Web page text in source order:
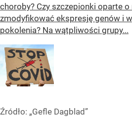
choroby? Czy szczepionki oparte o
zmodyfikować ekspresję genów i
pokolenia? Na wątpliwości grupy...
Źródło: „Gefle Dagblad”